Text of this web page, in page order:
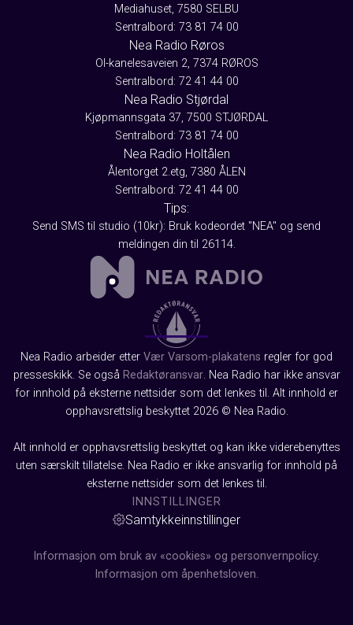
Mediahuset, 7580 SELBU
Sentralbord: 73 81 74 00
Nea Radio Røros
Ol-kanelesaveien 2, 7374 RØROS
Sentralbord: 72 41 44 00
Nea Radio Stjørdal
Kjøpmannsgata 37, 7500 STJØRDAL
Sentralbord: 73 81 74 00
Nea Radio Holtålen
Ålentorget 2.etg, 7380 ÅLEN
Sentralbord: 72 41 44 00
Tips:
Send SMS til studio (10kr): Bruk kodeordet "NEA" og send
meldingen din til 26114.
Nea Radio arbeider etter Vær Varsom-plakatens regler for god
presseskikk. Se også Redaktøransvar. Nea Radio har ikke ansvar
for innhold på eksterne nettsider som det lenkes til. Alt innhold er
opphavsrettslig beskyttet 2026 © Nea Radio.
Alt innhold er opphavsrettslig beskyttet og kan ikke viderebenyttes
uten særskilt tillatelse. Nea Radio er ikke ansvarlig for innhold på
eksterne nettsider som det lenkes til.
INNSTILLINGER
Samtykkeinnstillinger
Informasjon om bruk av «cookies» og personvernpolicy.
Informasjon om åpenhetsloven.